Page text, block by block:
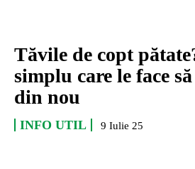
Tăvile de copt
simplu care le face
din nou
INFO UTIL 9 Iulie 25